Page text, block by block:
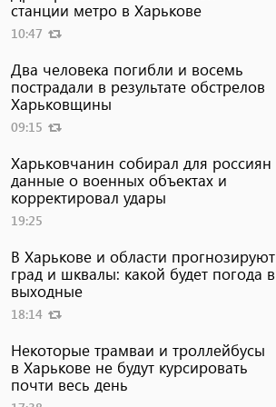
станции метро в Харькове
10:47
Два человека погибли и восемь
пострадали в результате обстрелов
Харьковщины
09:15
Харьковчанин собирал для россиян
данные о военных объектах и ​​
корректировал удары
19:25
В Харькове и области прогнозируют
град и шквалы: какой будет погода в
выходные
18:14
Некоторые трамваи и троллейбусы
в Харькове не будут курсировать
почти весь день